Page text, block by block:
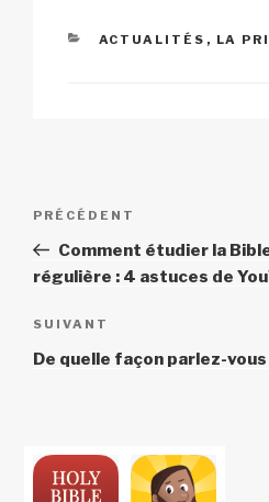
CATÉGORIES
ACTUALITÉS , LA
Navigation
l’article
Article
précédent
PRÉCÉDENT
Comment étudier la
régulière : 4 astuces de
Article
suivant
SUIVANT
De quelle façon parlez-vous